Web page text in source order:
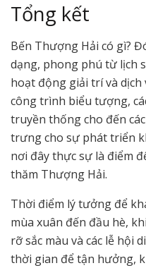
Tổng kết
Bến Thượng Hải có gì?
dạng, phong phú từ lịch
hoạt động giải trí và
công trình biểu tượng,
truyền thống cho đến
trưng cho sự phát triển
nơi đây thực sự là điểm
thăm Thượng Hải.
Thời điểm lý tưởng để
mùa xuân đến đầu hè,
rỡ sắc màu và các lễ hội
thời gian để tận hưởng,